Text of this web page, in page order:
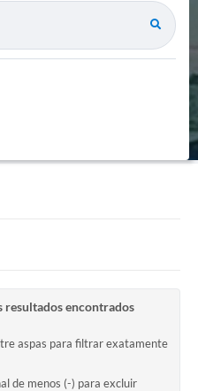
resultados encontrados
aspas para filtrar exatamente
de menos (-) para excluir